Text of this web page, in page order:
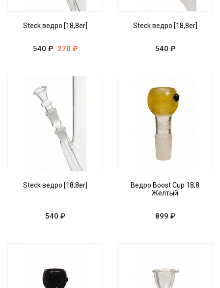
Steck ведро [18,8er]
540 ₽ 270 ₽
Steck ведро [18,8er]
540 ₽
Steck ведро [18,8er]
540 ₽
Ведро Boost Cup 18,8
Желтый
899 ₽